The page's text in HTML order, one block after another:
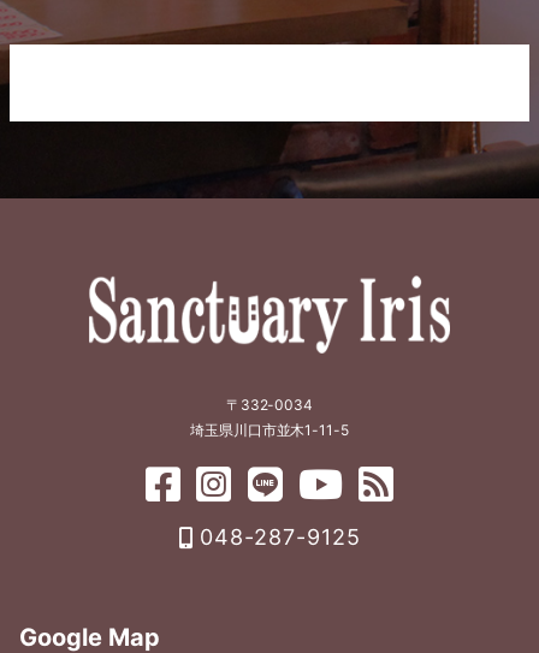
〒332-0034
埼玉県川口市並木1-11-5
048-287-9125
Google Map